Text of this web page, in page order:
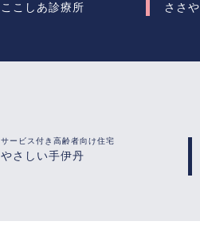
ここしあ診療所 ささや
サービス付き高齢者向け住宅
やさしい手伊丹